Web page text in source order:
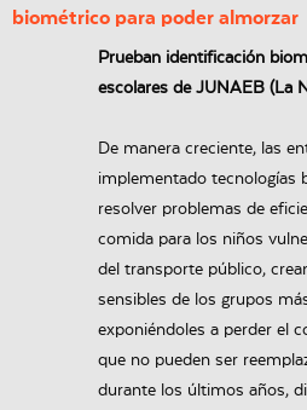
biométrico para poder almorzar
Prueban identificación
escolares de JUNAEB (La
De manera creciente, las
implementado tecnologías
resolver problemas de
comida para los niños
del transporte público,
sensibles de los grupos
exponiéndoles a perder el
que no pueden ser
durante los últimos años,